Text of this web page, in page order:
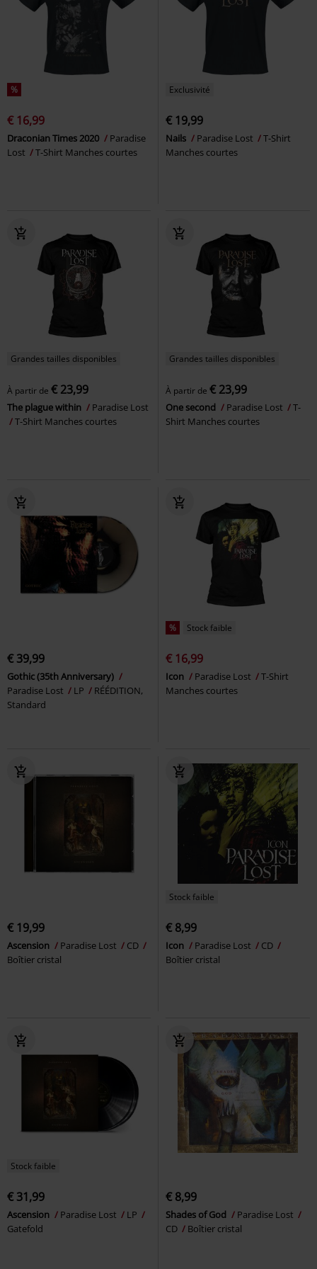
%
€ 16,99
Draconian Times 2020
Paradise
Lost
T-Shirt Manches courtes
Exclusivité
€ 19,99
Nails Paradise Lost
T-Shirt
Manches courtes
Grandes tailles disponibles
À partir de € 23,99
The plague within
Paradise Lost
T-Shirt Manches courtes
Grandes tailles disponibles
À partir de € 23,99
One second Paradise Lost
T-
Shirt Manches courtes
€ 39,99
Gothic (35th Anniversary)
Paradise Lost
LP
RÉÉDITION,
Standard
% Stock faible
€ 16,99
Icon Paradise Lost
T-Shirt
Manches courtes
€ 19,99
Ascension Paradise Lost
CD
Boîtier cristal
Stock faible
€ 8,99
Icon Paradise Lost
CD
Boîtier cristal
Stock faible
€ 31,99
Ascension Paradise Lost
LP
Gatefold
€ 8,99
Shades of God
Paradise Lost
CD
Boîtier cristal